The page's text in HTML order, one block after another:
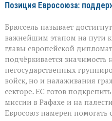
Позиция Евросоюза:
Брюссель называет
важнейшим этапом на пути к
главы европейской
подчёркивается значимость
негосударственных
войск, но и налаживания
секторе. ЕС готов
миссии в Рафахе и на
Евросоюз намерен помогать